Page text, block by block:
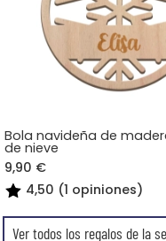
Bola navideña de
de nieve
9,90 €
4,50 (1 opiniones)
Ver todos los regalos de la